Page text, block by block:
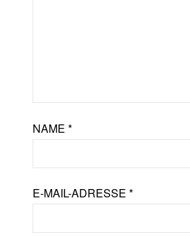
NAME*
E-MAIL-ADRESSE*